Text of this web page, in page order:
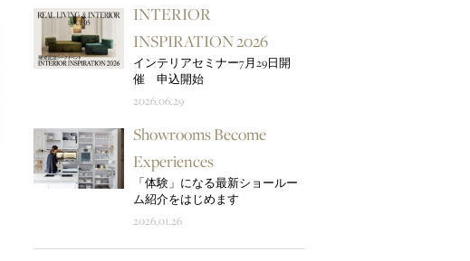
INTERIOR
INSPIRATION 2026
インテリアセミナー7月29日開
催 申込開始
2026.06.29
Showrooms Become
Experiences
「体験」になる最新ショールー
ム紹介をはじめます
2026.01.26